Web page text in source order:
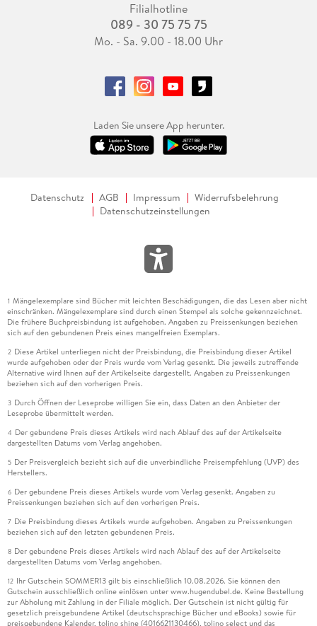
Filialhotline
089 - 30 75 75 75
Mo. - Sa. 9.00 - 18.00 Uhr
Laden Sie unsere App herunter.
Datenschutz AGB Impressum
Widerrufsbelehrung
Datenschutzeinstellungen
1 Mängelexemplare sind Bücher mit leichten Beschädigungen, die das Lesen aber nicht
einschränken. Mängelexemplare sind durch einen Stempel als solche gekennzeichnet.
Die frühere Buchpreisbindung ist aufgehoben. Angaben zu Preissenkungen beziehen
sich auf den gebundenen Preis eines mangelfreien Exemplars.
2 Diese Artikel unterliegen nicht der Preisbindung, die Preisbindung dieser Artikel
wurde aufgehoben oder der Preis wurde vom Verlag gesenkt. Die jeweils zutreffende
Alternative wird Ihnen auf der Artikelseite dargestellt. Angaben zu Preissenkungen
beziehen sich auf den vorherigen Preis.
3 Durch Öffnen der Leseprobe willigen Sie ein, dass Daten an den Anbieter der
Leseprobe übermittelt werden.
4 Der gebundene Preis dieses Artikels wird nach Ablauf des auf der Artikelseite
dargestellten Datums vom Verlag angehoben.
5 Der Preisvergleich bezieht sich auf die unverbindliche Preisempfehlung (UVP) des
Herstellers.
6 Der gebundene Preis dieses Artikels wurde vom Verlag gesenkt. Angaben zu
Preissenkungen beziehen sich auf den vorherigen Preis.
7 Die Preisbindung dieses Artikels wurde aufgehoben. Angaben zu Preissenkungen
beziehen sich auf den letzten gebundenen Preis.
8 Der gebundene Preis dieses Artikels wird nach Ablauf des auf der Artikelseite
dargestellten Datums vom Verlag angehoben.
12 Ihr Gutschein SOMMER13 gilt bis einschließlich 10.08.2026. Sie können den
Gutschein ausschließlich online einlösen unter www.hugendubel.de. Keine Bestellung
zur Abholung mit Zahlung in der Filiale möglich. Der Gutschein ist nicht gültig für
gesetzlich preisgebundene Artikel (deutschsprachige Bücher und eBooks) sowie für
preisgebundene Kalender, tolino shine (4016621130466), tolino select und das